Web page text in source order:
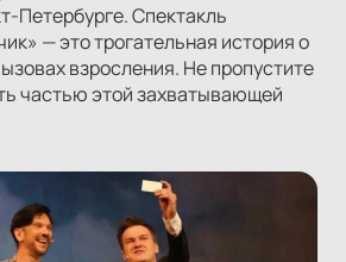
Петербурге. Спектакль
— это трогательная история о
взросления. Не пропустите
частью этой захватывающей